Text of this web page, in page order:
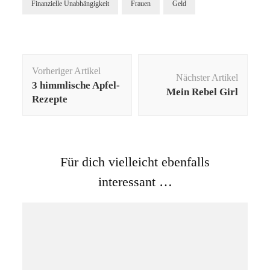
Finanzielle Unabhängigkeit Frauen Geld
Vorheriger Artikel
3 himmlische Apfel-
Rezepte
Nächster Artikel
Mein Rebel Girl
Für dich vielleicht ebenfalls
interessant …